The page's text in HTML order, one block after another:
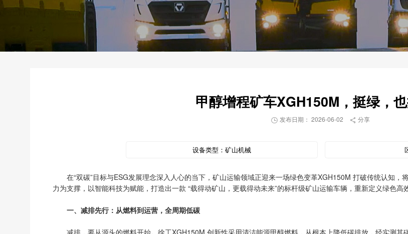
甲醇增程矿车XGH150M，挺绿，
 发布日期： 2026-06-02  分享
设备类型：矿山机械
在“双碳”目标与ESG发展理念深入人心的当下，矿山运输领域正迎来一场绿色变革XGH150M 打破传统认知
力为支撑，以智能科技为赋能，打造出一款 “载得动矿山，更载得动未来”的标杆级矿山运输车辆，重新定义绿色高
一、减排先行：从燃料到运营，全周期低碳